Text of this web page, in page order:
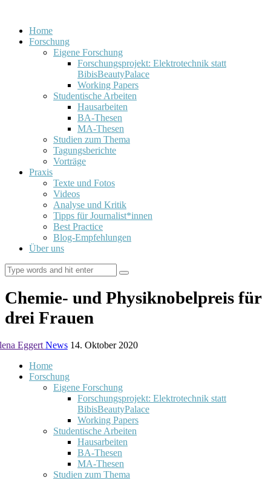
Home
Forschung
Eigene Forschung
Forschungsprojekt: Elektrotechnik statt
BibisBeautyPalace
Working Papers
Studentische Arbeiten
Hausarbeiten
BA-Thesen
MA-Thesen
Studien zum Thema
Tagungsberichte
Vorträge
Praxis
Texte und Fotos
Videos
Analyse und Kritik
Tipps für Journalist*innen
Best Practice
Blog-Empfehlungen
Über uns
Chemie- und Physiknobelpreis für
drei Frauen
Eggert News 14. Oktober 2020
Home
Forschung
Eigene Forschung
Forschungsprojekt: Elektrotechnik statt
BibisBeautyPalace
Working Papers
Studentische Arbeiten
Hausarbeiten
BA-Thesen
MA-Thesen
Studien zum Thema